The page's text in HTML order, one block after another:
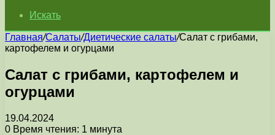
Искать
Главная/Салаты/Диетические салаты/Салат с грибами,
картофелем и огурцами
Салат с грибами, картофелем и
огурцами
19.04.2024
0 Время чтения: 1 минута